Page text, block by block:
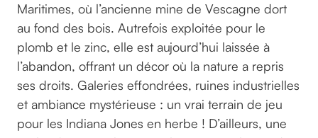
Maritimes, où l’ancienne mine de Vescagne dort
au fond des bois. Autrefois exploitée pour le
plomb et le zinc, elle est aujourd’hui laissée à
l’abandon, offrant un décor où la nature a repris
ses droits. Galeries effondrées, ruines industrielles
et ambiance mystérieuse : un vrai terrain de jeu
pour les Indiana Jones en herbe ! D’ailleurs, une